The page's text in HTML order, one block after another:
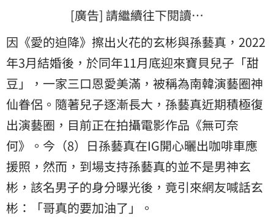
[廣告] 請繼續往下閱讀…
因《愛的迫降》擦出火花的玄彬與孫藝真，2022
年3月結婚後，於同年11月底迎來寶貝兒子「甜
豆」，一家三口恩愛美滿，被稱為南韓演藝圈神
仙眷侶。隨著兒子逐漸長大，孫藝真近期積極復
出演藝圈，目前正在拍攝電影作品《無可奈
何》。今（8）日孫藝真在IG開心曬出咖啡車應
援照，然而，到場支持孫藝真的並不是男神玄
彬，該名男子的身分曝光後，竟引來網友喊話玄
彬：「哥真的要加油了」。